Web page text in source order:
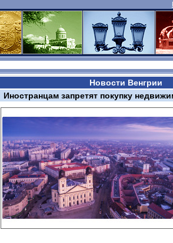
Новости Венгрии
Иностранцам запретят покупку